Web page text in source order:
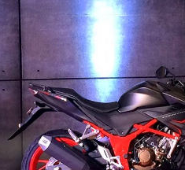
belakang ! Yamaha
Turbo 155 sudah lahir, Aerox
resmi jual New CBR 1000RR-R
Mandalika 2024, AHM serahkan
resmi luncurkan Nmax 155